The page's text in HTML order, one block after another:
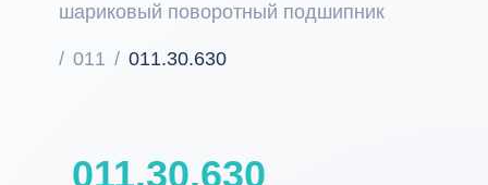
шариковый поворотный подшипник
011 011.30.630
011.30.630